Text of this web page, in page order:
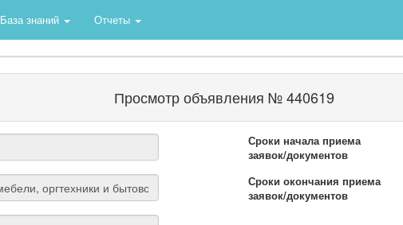
База знаний Отчеты
Просмотр объявления № 440619
Сроки начала приема
заявок/документов
Сроки окончания приема
заявок/документов